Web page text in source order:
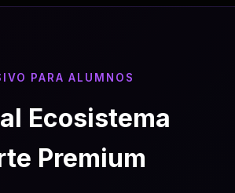
PARA ALUMNOS
Ecosistema
Premium